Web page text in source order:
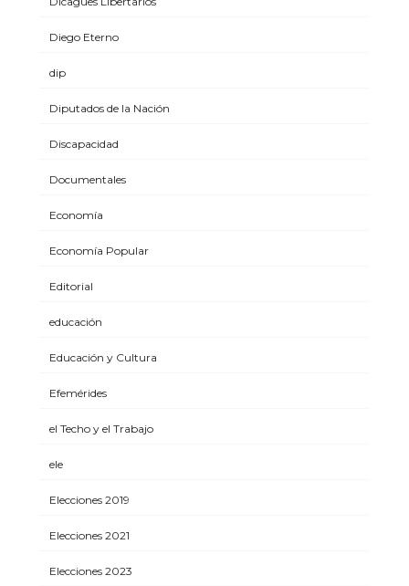
Diego Eterno
dip
Diputados de la Nación
Discapacidad
Documentales
Economía
Economía Popular
Editorial
educación
Educación y Cultura
Efemérides
el Techo y el Trabajo
ele
Elecciones 2019
Elecciones 2021
Elecciones 2023